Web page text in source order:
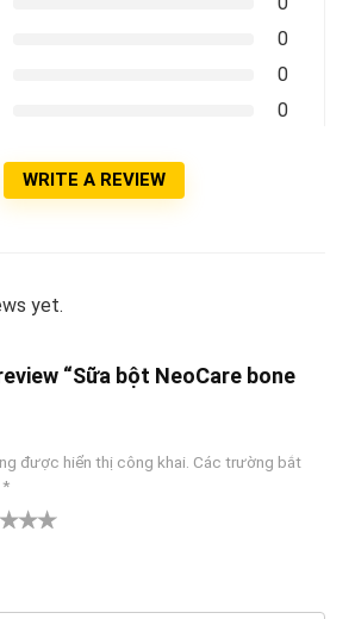
0
0
0
WRITE A REVIEW
yet.
“Sữa bột NeoCare bone
được hiển thị công khai. Các trường bắt
*